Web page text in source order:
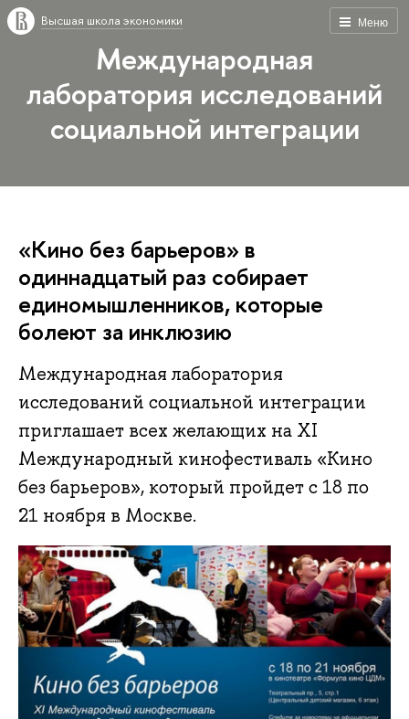
Меню
Высшая школа экономики
Международная
лаборатория исследований
социальной интеграции
«Кино без барьеров» в
одиннадцатый раз собирает
единомышленников, которые
болеют за инклюзию
Международная лаборатория
исследований социальной интеграции
приглашает всех желающих на XI
Международный кинофестиваль «Кино
без барьеров», который пройдет с 18 по
21 ноября в Москве.